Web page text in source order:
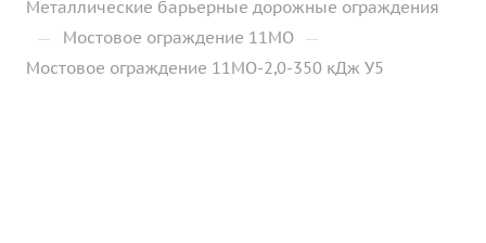
Металлические барьерные дорожные ограждения
— Мостовое ограждение 11МО —
Мостовое ограждение 11МО-2,0-350 кДж У5